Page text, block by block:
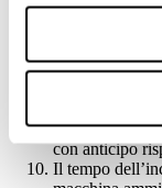
L’Ecosistema
L’ecosistema
Il primo
Indice di
Circolarità:
con anticipo
Il tempo